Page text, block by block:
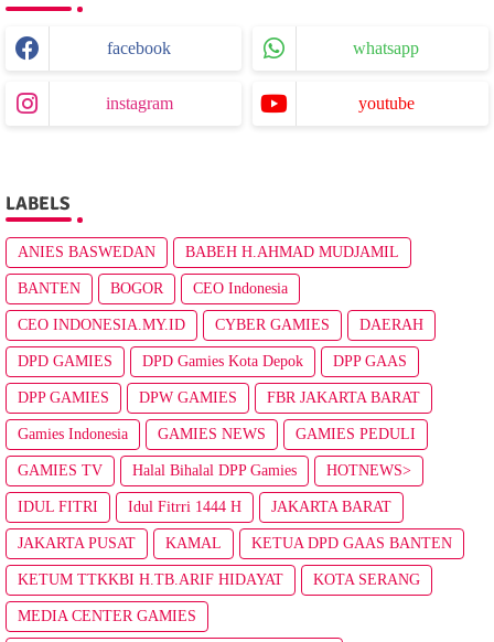
facebook whatsapp
instagram youtube
LABELS
ANIES BASWEDAN BABEH H.AHMAD MUDJAMIL
BANTEN BOGOR CEO Indonesia
CEO INDONESIA.MY.ID CYBER GAMIES DAERAH
DPD GAMIES DPD Gamies Kota Depok DPP GAAS
DPP GAMIES DPW GAMIES FBR JAKARTA BARAT
Gamies Indonesia GAMIES NEWS GAMIES PEDULI
GAMIES TV Halal Bihalal DPP Gamies HOTNEWS>
IDUL FITRI Idul Fitrri 1444 H JAKARTA BARAT
JAKARTA PUSAT KAMAL KETUA DPD GAAS BANTEN
KETUM TTKKBI H.TB.ARIF HIDAYAT KOTA SERANG
MEDIA CENTER GAMIES